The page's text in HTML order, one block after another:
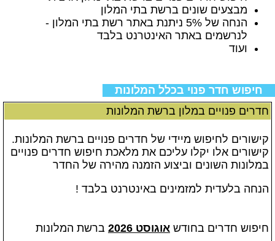
מבצעים שונים ברשת בתי המלון
הנחה של 5% ניתנת באתר רשת בתי המלון -
לנרשמים באתר האינטרנט בלבד
ועוד
חיפוש חדר פנוי בכלל המלונות
חדרים פנויים במלון ברשת המלונות
קישורים לחיפוש מיידי של חדרים פנויים ברשת המלונות.
קישורים אלו יקלו עליכם את מלאכת חיפוש חדרים פנויים
במלונות השונים וביצוע הזמנה מהירה של החדר
הנחה בלעדית למזמינים באינטרנט בלבד !
חיפוש חדרים בחודש אוגוסט 2026
ברשת המלונות